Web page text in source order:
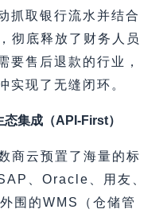
抓取银行流水并结合
彻底释放了财务人员
要售后退款的行业，
实现了无缝闭环。
集成（API-First）
商云预置了海量的标
、Oracle、用友、
围的WMS（仓储管